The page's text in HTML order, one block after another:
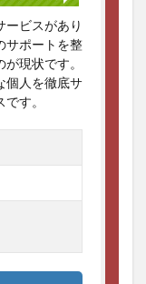
ービスがあり
サポートを整
現状です。
個人を徹底サ
す。